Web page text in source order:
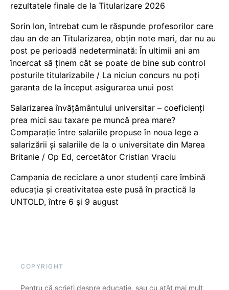
rezultatele finale de la Titularizare 2026
Sorin Ion, întrebat cum le răspunde profesorilor care
dau an de an Titularizarea, obțin note mari, dar nu au
post pe perioadă nedeterminată: În ultimii ani am
încercat să ținem cât se poate de bine sub control
posturile titularizabile / La niciun concurs nu poți
garanta de la început asigurarea unui post
Salarizarea învățământului universitar – coeficienți
prea mici sau taxare pe muncă prea mare?
Comparație între salariile propuse în noua lege a
salarizării și salariile de la o universitate din Marea
Britanie / Op Ed, cercetător Cristian Vraciu
Campania de reciclare a unor studenți care îmbină
educația și creativitatea este pusă în practică la
UNTOLD, între 6 și 9 august
COPYRIGHT
Pentru că scrieți despre educație, sau cu atât mai mult